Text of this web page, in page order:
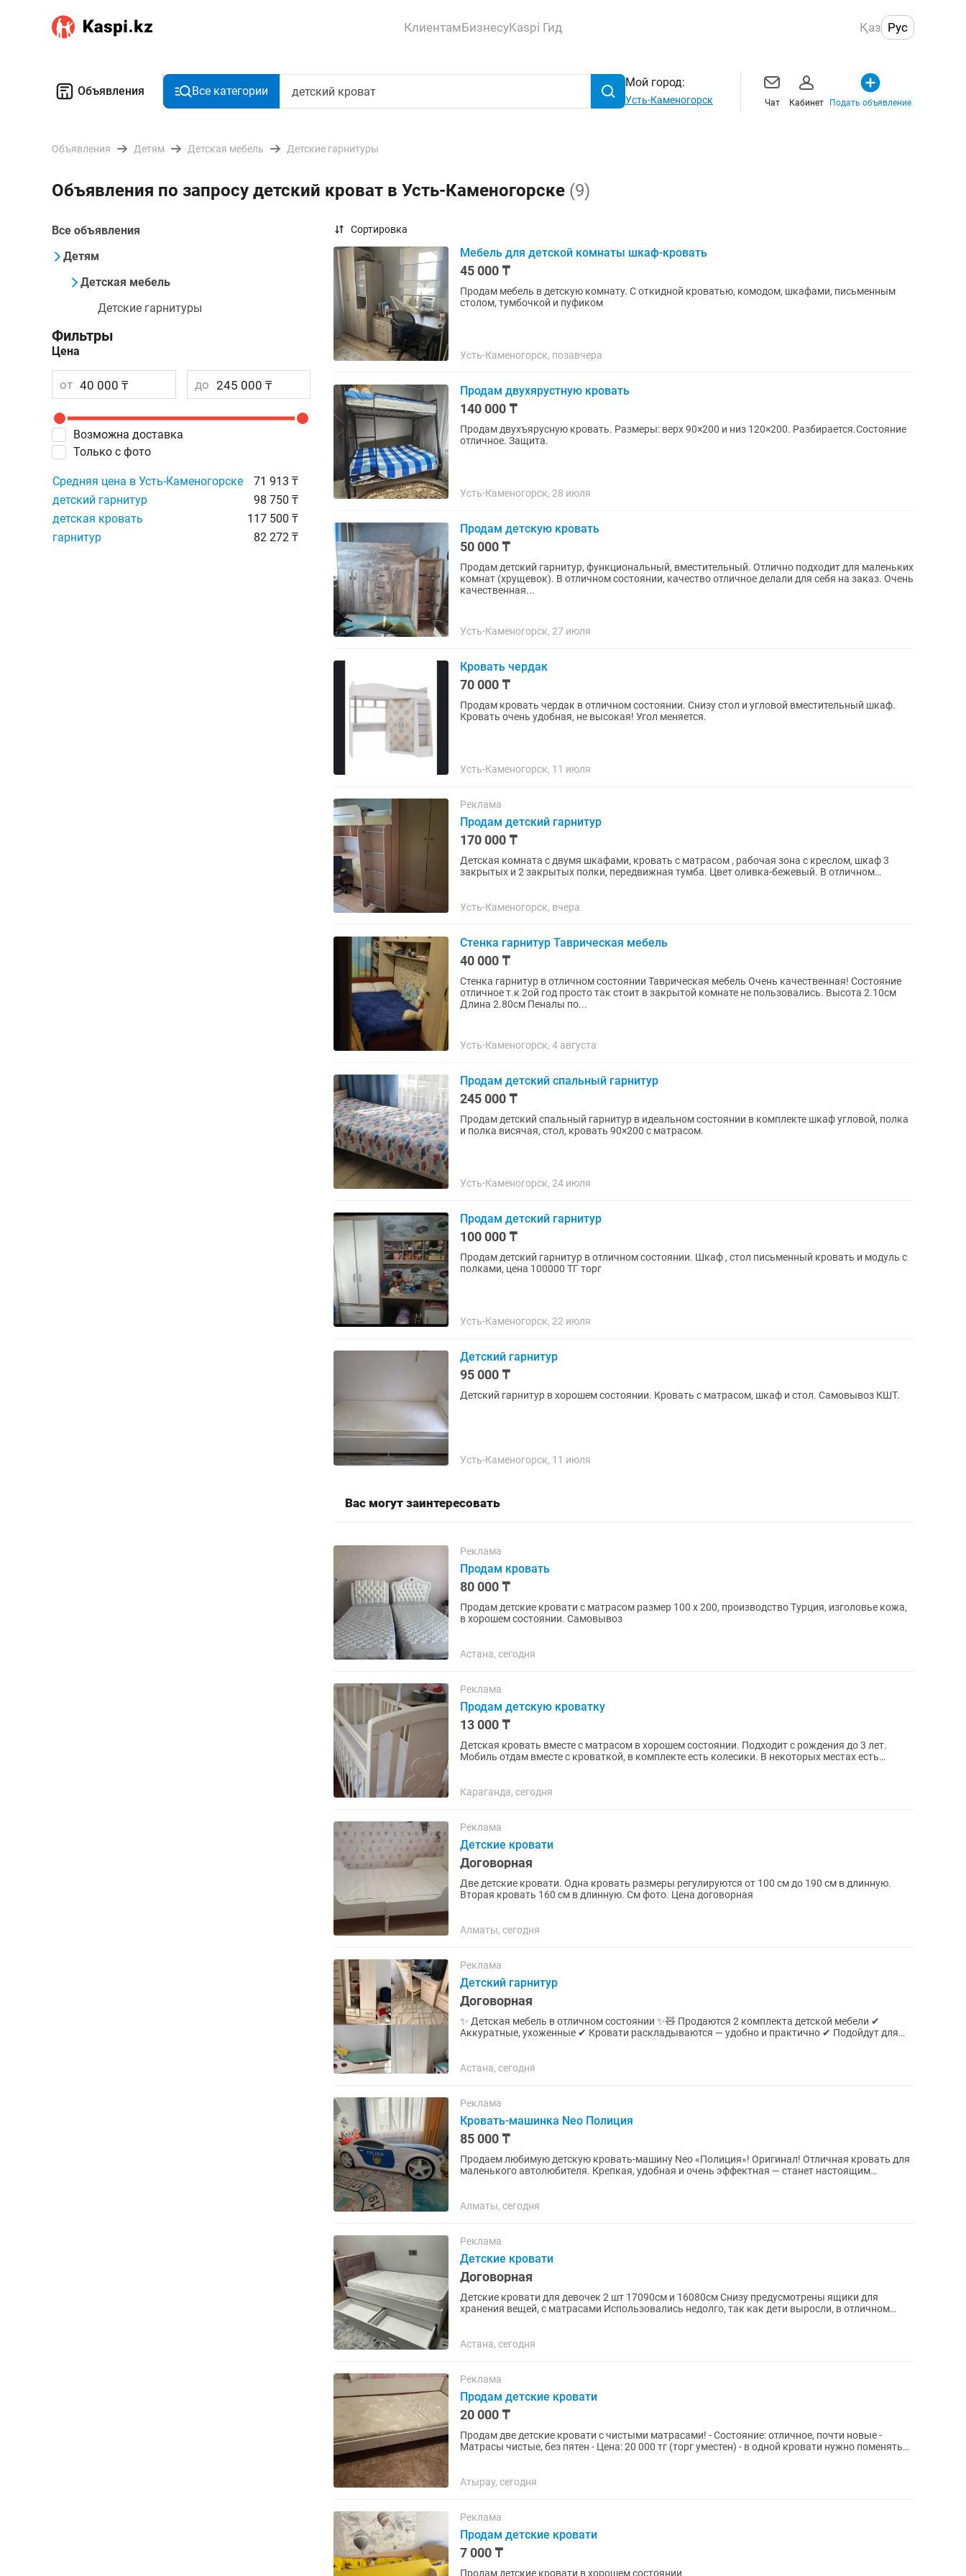
КлиентамБизнесуKaspi Гид Қаз Рус
Объявления Все категории
Мой город:
Усть-Каменогорск Чат Кабинет Подать объявление
Объявления Детям Детская мебель Детские гарнитуры
Объявления по запросу детский кроват в Усть-Каменогорске (9)
Все объявления
Детям
Детская мебель
Детские гарнитуры
Фильтры
Цена
от до
Возможна доставка
Только с фото
Средняя цена в Усть-Каменогорске
71 913 ₸
детский гарнитур
98 750 ₸
детская кровать
117 500 ₸
гарнитур
82 272 ₸
Сортировка
Мебель для детской комнаты шкаф-кровать
45 000 ₸
Продам мебель в детскую комнату. С откидной кроватью, комодом, шкафами, письменным
столом, тумбочкой и пуфиком
Усть-Каменогорск, позавчера
Продам двухярустную кровать
140 000 ₸
Продам двухъярусную кровать. Размеры: верх 90×200 и низ 120×200. Разбирается.Состояние
отличное. Защита.
Усть-Каменогорск, 28 июля
Продам детскую кровать
50 000 ₸
Продам детский гарнитур, функциональный, вместительный. Отлично подходит для маленьких
комнат (хрущевок). В отличном состоянии, качество отличное делали для себя на заказ. Очень
качественная...
Усть-Каменогорск, 27 июля
Кровать чердак
70 000 ₸
Продам кровать чердак в отличном состоянии. Снизу стол и угловой вместительный шкаф.
Кровать очень удобная, не высокая! Угол меняется.
Усть-Каменогорск, 11 июля
Реклама
Продам детский гарнитур
170 000 ₸
Детская комната с двумя шкафами, кровать с матрасом , рабочая зона с креслом, шкаф 3
закрытых и 2 закрытых полки, передвижная тумба. Цвет оливка-бежевый. В отличном
Усть-Каменогорск, вчера
Стенка гарнитур Таврическая мебель
40 000 ₸
Стенка гарнитур в отличном состоянии Таврическая мебель Очень качественная! Состояние
отличное т.к 2ой год просто так стоит в закрытой комнате не пользовались. Высота 2.10см
Длина 2.80см Пеналы по...
Усть-Каменогорск, 4 августа
Продам детский спальный гарнитур
245 000 ₸
Продам детский спальный гарнитур в идеальном состоянии в комплекте шкаф угловой, полка
и полка висячая, стол, кровать 90×200 с матрасом.
Усть-Каменогорск, 24 июля
Продам детский гарнитур
100 000 ₸
Продам детский гарнитур в отличном состоянии. Шкаф , стол письменный кровать и модуль с
полками, цена 100000 ТГ торг
Усть-Каменогорск, 22 июля
Детский гарнитур
95 000 ₸
Детский гарнитур в хорошем состоянии. Кровать с матрасом, шкаф и стол. Самовывоз КШТ.
Усть-Каменогорск, 11 июля
Вас могут заинтересовать
Реклама
Продам кровать
80 000 ₸
Продам детские кровати с матрасом размер 100 х 200, производство Турция, изголовье кожа,
в хорошем состоянии. Самовывоз
Астана, сегодня
Реклама
Продам детскую кроватку
13 000 ₸
Детская кровать вместе с матрасом в хорошем состоянии. Подходит с рождения до 3 лет.
Мобиль отдам вместе с кроваткой, в комплекте есть колесики. В некоторых местах есть
Караганда, сегодня
Реклама
Детские кровати
Договорная
Две детские кровати. Одна кровать размеры регулируются от 100 см до 190 см в длинную.
Вторая кровать 160 см в длинную. См фото. Цена договорная
Алматы, сегодня
Реклама
Детский гарнитур
Договорная
✨ Детская мебель в отличном состоянии ✨🧸 Продаются 2 комплекта детской мебели ✔
Аккуратные, ухоженные ✔ Кровати раскладываются — удобно и практично ✔ Подойдут для
Астана, сегодня
Реклама
Кровать-машинка Neo Полиция
85 000 ₸
Продаем любимую детскую кровать-машину Neo «Полиция»! Оригинал! Отличная кровать для
маленького автолюбителя. Крепкая, удобная и очень эффектная — станет настоящим
Алматы, сегодня
Реклама
Детские кровати
Договорная
Детские кровати для девочек 2 шт 17090см и 16080см Снизу предусмотрены ящики для
хранения вещей, с матрасами Использовались недолго, так как дети выросли, в отличном
Астана, сегодня
Реклама
Продам детские кровати
20 000 ₸
Продам две детские кровати с чистыми матрасами! - Состояние: отличное, почти новые -
Матрасы чистые, без пятен - Цена: 20 000 тг (торг уместен) - в одной кровати нужно поменять
Атырау, сегодня
Реклама
Продам детские кровати
7 000 ₸
Продам детские кровати в хорошем состоянии